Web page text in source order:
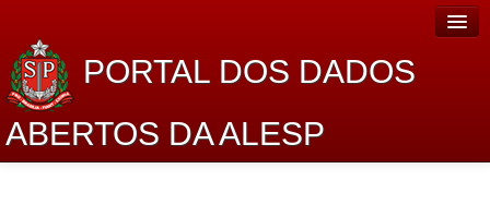
PORTAL DOS DADOS
ABERTOS DA ALESP